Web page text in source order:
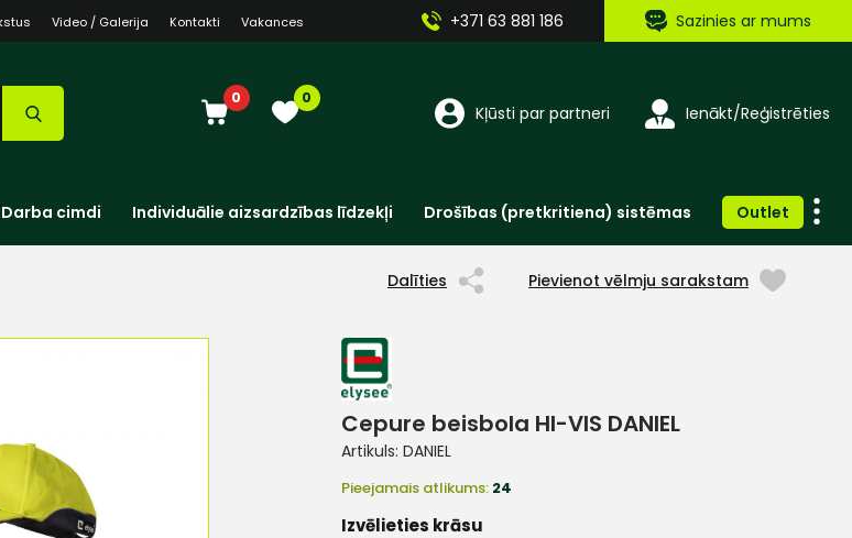
Video / Galerija Kontakti Vakances +371 63 881 186 Sazinies ar mums
0 0
Kļūsti par partneri Ienākt/Reģistrēties
Darba cimdi Individuālie aizsardzības līdzekļi Drošības (pretkritiena) sistēmas Outlet
Dalīties Pievienot vēlmju sarakstam
Cepure beisbola HI-VIS DANIEL
Artikuls: DANIEL
Pieejamais atlikums: 24
Izvēlieties krāsu